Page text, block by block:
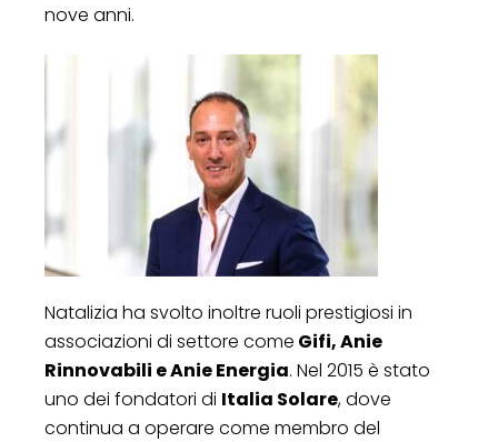
nove anni.
Natalizia ha svolto inoltre ruoli prestigiosi in
associazioni di settore come Gifi, Anie
Rinnovabili e Anie Energia. Nel 2015 è stato
uno dei fondatori di Italia Solare, dove
continua a operare come membro del